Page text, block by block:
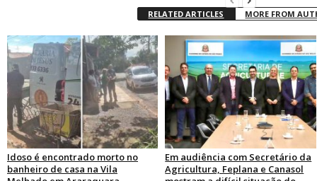
RELATED ARTICLES MORE FROM
Idoso é encontrado morto no
banheiro de casa na Vila
Em audiência com Secretário da
Agricultura, Feplana e Canasol